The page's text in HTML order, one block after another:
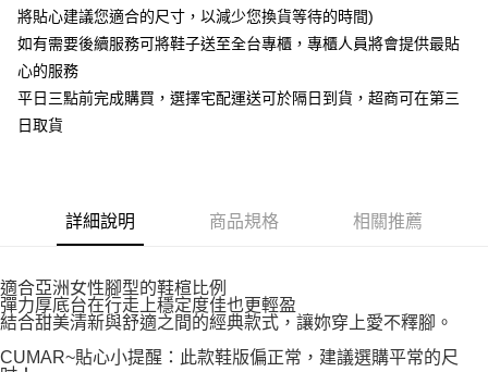
將貼心建議您適合的尺寸，以減少您換貨等待的時間)
如有需要後續服務可將鞋子送至全台專櫃，專櫃人員將會提供最貼
心的服務
平日三點前完成購買，選擇宅配運送可於隔日到貨，超商可在第三
日取貨
詳細說明 商品規格 相關推薦
適合亞洲女性腳型的鞋楦比例
彈力厚底台在行走上穩定度佳也更輕盈
結合甜美清新與舒適之間的經典款式，讓妳穿上愛不釋腳。
CUMAR~貼心小提醒：此款鞋版偏正常，建議選購平常的尺